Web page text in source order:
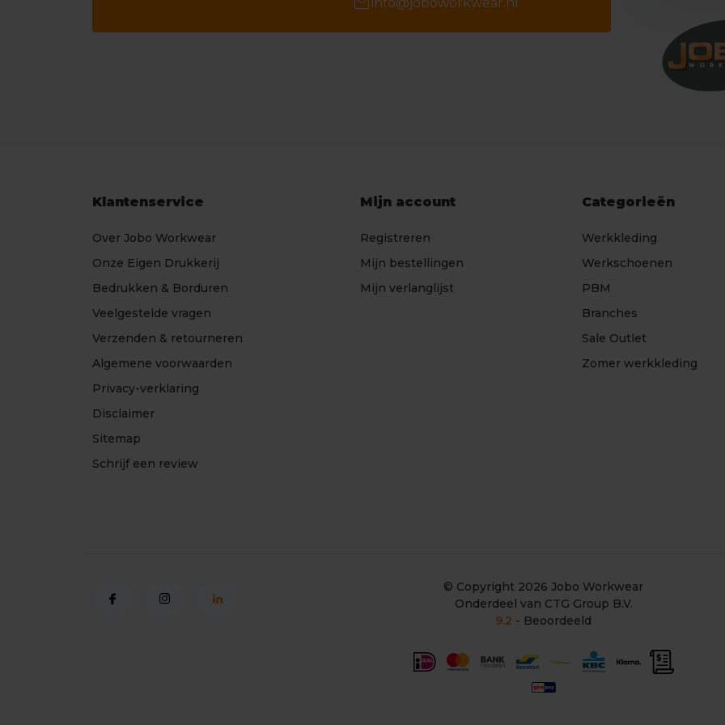
info@joboworkwear.nl
Klantenservice
Over Jobo Workwear
Onze Eigen Drukkerij
Bedrukken & Borduren
Veelgestelde vragen
Verzenden & retourneren
Algemene voorwaarden
Privacy-verklaring
Disclaimer
Sitemap
Schrijf een review
Mijn account
Registreren
Mijn bestellingen
Mijn verlanglijst
Categorieën
Werkkleding
Werkschoenen
PBM
Branches
Sale Outlet
Zomer werkkleding
© Copyright 2026 Jobo Workwear
Onderdeel van CTG Group B.V.
9.2 - Beoordeeld